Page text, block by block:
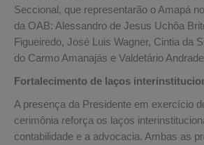
Seccional, que representarão o Amapá
da OAB: Alessandro de Jesus Uchôa
Figueiredo, José Luis Wagner, Cintia da
do Carmo Amanajás e Valdetário
Fortalecimento de laços
A presença da Presidente em exercício
cerimônia reforça os laços
contabilidade e a advocacia. Ambas as